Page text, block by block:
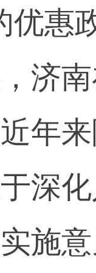
优惠
济
年
于深
施